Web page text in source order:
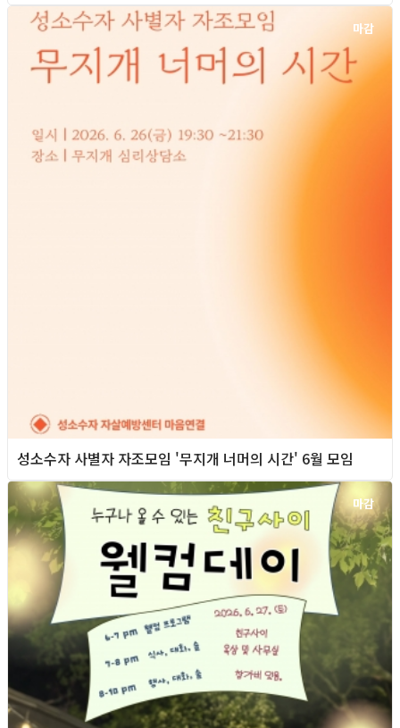
마감
성소수자 사별자 자조모임 '무지개 너머의 시간' 6월 모임
마감